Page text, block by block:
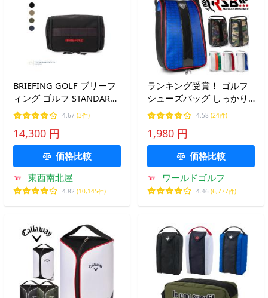
BRIEFING GOLF ブリーフ
ィング ゴルフ STANDARD
SERIES brg253g25 シュー
ズケース シューズバッグ
メンズ レディース シュー
ズポーチ ゴルフ小物 爆買
4.67 (3件)
14,300 円
価格比較
東西南北屋
4.82 (10,145件)
ランキング受賞！ ゴルフ
シューズバッグ しっかり
とした収納力 内部の湿気
や匂いを換気する通気穴
大開口のファスナー ワー
ルドイーグル 爆買
4.58 (24件)
1,980 円
価格比較
ワールドゴルフ
4.46 (6,777件)